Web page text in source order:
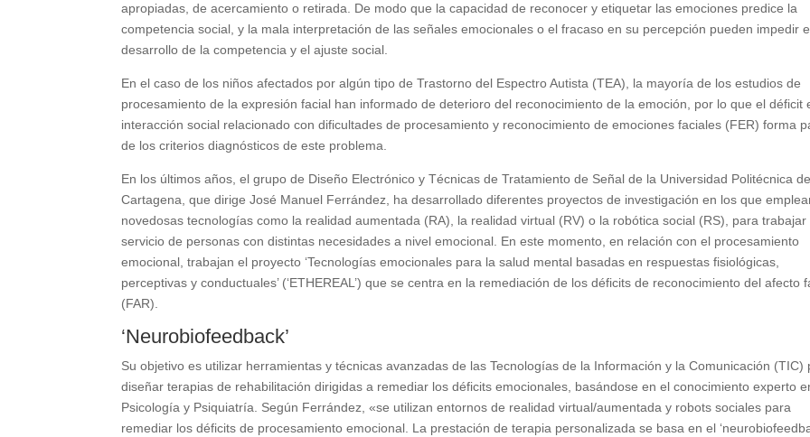
apropiadas, de acercamiento o retirada. De modo que la capacidad de reconocer y etiquetar las emociones predice la
competencia social, y la mala interpretación de las señales emocionales o el fracaso en su percepción pueden impedir
desarrollo de la competencia y el ajuste social.
En el caso de los niños afectados por algún tipo de Trastorno del Espectro Autista (TEA), la mayoría de los estudios de
procesamiento de la expresión facial han informado de deterioro del reconocimiento de la emoción, por lo que el déficit
interacción social relacionado con dificultades de procesamiento y reconocimiento de emociones faciales (FER) forma
de los criterios diagnósticos de este problema.
En los últimos años, el grupo de Diseño Electrónico y Técnicas de Tratamiento de Señal de la Universidad Politécnica
Cartagena, que dirige José Manuel Ferrández, ha desarrollado diferentes proyectos de investigación en los que
novedosas tecnologías como la realidad aumentada (RA), la realidad virtual (RV) o la robótica social (RS), para trabajar
servicio de personas con distintas necesidades a nivel emocional. En este momento, en relación con el procesamiento
emocional, trabajan el proyecto ‘Tecnologías emocionales para la salud mental basadas en respuestas fisiológicas,
perceptivas y conductuales’ (‘ETHEREAL’) que se centra en la remediación de los déficits de reconocimiento del afecto
(FAR).
‘Neurobiofeedback’
Su objetivo es utilizar herramientas y técnicas avanzadas de las Tecnologías de la Información y la Comunicación (TIC)
diseñar terapias de rehabilitación dirigidas a remediar los déficits emocionales, basándose en el conocimiento experto
Psicología y Psiquiatría. Según Ferrández, «se utilizan entornos de realidad virtual/aumentada y robots sociales para
remediar los déficits de procesamiento emocional. La prestación de terapia personalizada se basa en el